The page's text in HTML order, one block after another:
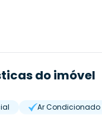
do imóvel
Ar Condicionado